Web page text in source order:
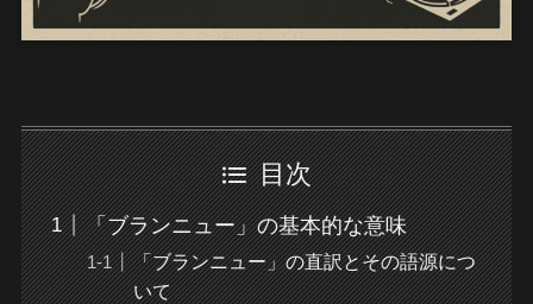
目次
「ブランニュー」の基本的な意味
「ブランニュー」の直訳とその語源につ
いて